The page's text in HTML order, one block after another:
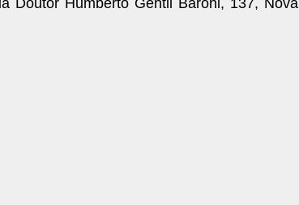
Doutor Humberto Gentil Baroni, 137, Nova